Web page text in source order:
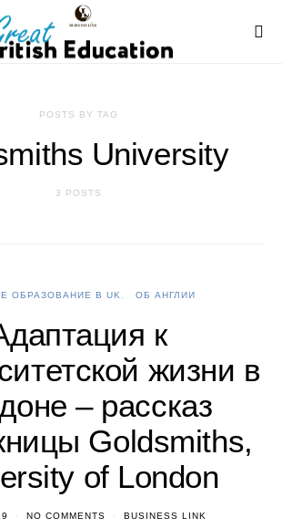
POSTS BY TAG
University
3 POSTS
ОБРАЗОВАНИЕ В UK ОБ АНГЛИИ
к
жизни в
– рассказ
Goldsmiths,
of London
NO COMMENTS BUSINESS LINK